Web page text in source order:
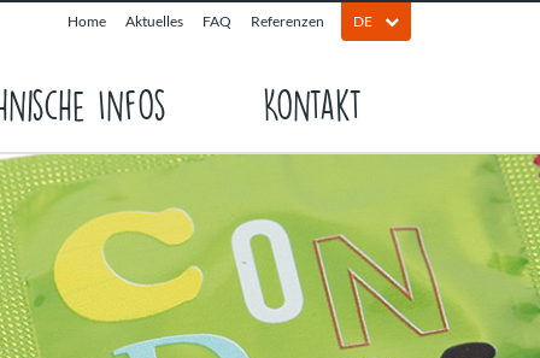
Home Aktuelles FAQ Referenzen DE
Infos Kontakt